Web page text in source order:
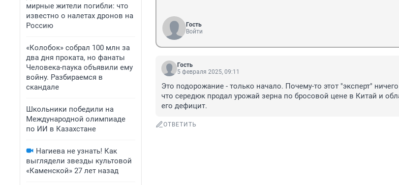
мирные жители погибли: что
известно о налетах дронов на
Россию
«Колобок» собрал 100 млн за
два дня проката, но фанаты
Человека-паука объявили ему
войну. Разбираемся в
скандале
Школьники победили на
Международной олимпиаде
по ИИ в Казахстане
Нагиева не узнать! Как
выглядели звезды культовой
«Каменской» 27 лет назад
Гость
Войти
Гость
5 февраля 2025, 09:11
Это подорожание - только начало. Почему-то этот "эксперт"
что середюк продал урожай зерна по бросовой цене в Китай и
его дефицит.
ОТВЕТИТЬ